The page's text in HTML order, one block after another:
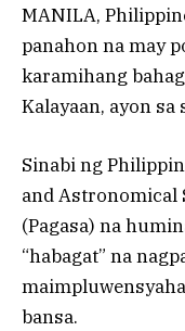
MANILA,
panahon na may
karamihang
Kalayaan, ayon
Sinabi ng
and
(Pagasa) na
“habagat” na
bansa.